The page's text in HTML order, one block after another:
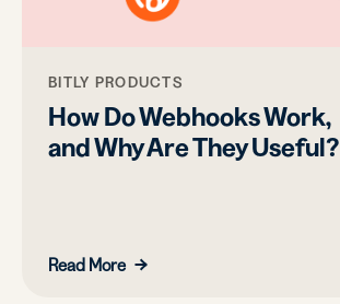
BITLY PRODUCTS
How Do Webhooks Work,
and Why Are They Useful?
Read More